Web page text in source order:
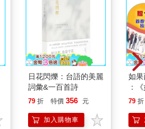
日花閃爍：台語的美麗
詞彙&一百首詩
79 折 特價 356 元
加入購物車
如
：
喵
79 折